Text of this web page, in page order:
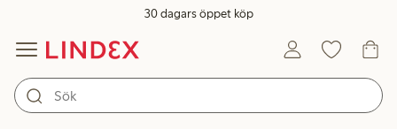
30 dagars öppet köp